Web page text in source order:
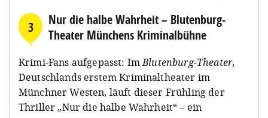
3
Nur die halbe Wahrheit – Blutenburg-
Theater Münchens Kriminalbühne
Krimi-Fans aufgepasst: ImBlutenburg-Theater,
Deutschlands erstem Kriminaltheater im
Münchner Westen, läuft dieser Frühling der
Thriller „Nur die halbe Wahrheit“ – ein